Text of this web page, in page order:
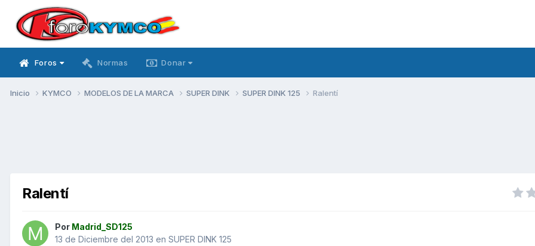
Foros Normas Donar
Inicio KYMCO MODELOS DE LA MARCA SUPER DINK SUPER DINK 125 Ralentí
Ralentí
Por Madrid_SD125
13 de Diciembre del 2013 en SUPER DINK 125